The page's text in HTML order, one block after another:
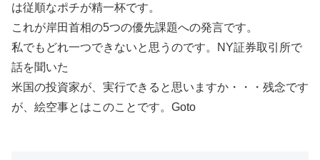
は従順なポチが精一杯です。
これが岸田首相の5つの優先課題への発言です。
私でもどれ一つできないと思うのです。NY証券取引所で
話を聞いた
米国の投資家が、実行できると思いますか・・・残念です
が、絵空事とはこのことです。Goto